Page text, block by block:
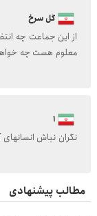
گل سرخ
از این جماعت چه
معلوم هست چه
1
نگران نباش
مطالب پیشنهادی